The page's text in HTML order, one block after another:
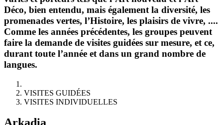
Déco, bien entendu, mais également la diversité, les
promenades vertes, l’Histoire, les plaisirs de vivre, ....
Comme les années précédentes, les groupes peuvent
faire la demande de visites guidées sur mesure, et ce,
durant toute l’année et dans un grand nombre de
langues.
VISITES GUIDÉES
VISITES INDIVIDUELLES